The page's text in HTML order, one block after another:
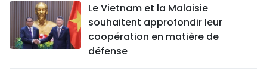
Le Vietnam et la Malaisie
souhaitent approfondir leur
coopération en matière de
défense